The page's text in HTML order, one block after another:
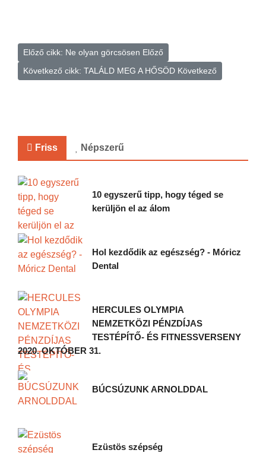
Előző cikk: Ne olyan görcsösen Előző
Következő cikk: TALÁLD MEG A HŐSÖD Következő
Friss Népszerű
10 egyszerű tipp, hogy téged se
kerüljön el az álom
Hol kezdődik az egészség? - Móricz
Dental
HERCULES OLYMPIA
NEMZETKÖZI PÉNZDÍJAS
TESTÉPÍTŐ- ÉS FITNESSVERSENY
2020. OKTÓBER 31.
BÚCSÚZUNK ARNOLDDAL
Ezüstös szépség